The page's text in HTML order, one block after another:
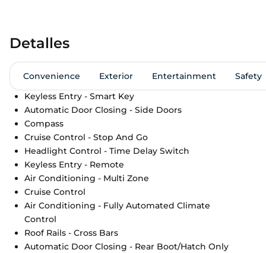
Detalles
Convenience Exterior Entertainment
Safety
Keyless Entry - Smart Key
Automatic Door Closing - Side Doors
Compass
Cruise Control - Stop And Go
Headlight Control - Time Delay Switch
Keyless Entry - Remote
Air Conditioning - Multi Zone
Cruise Control
Air Conditioning - Fully Automated Climate
Control
Roof Rails - Cross Bars
Automatic Door Closing - Rear Boot/Hatch Only